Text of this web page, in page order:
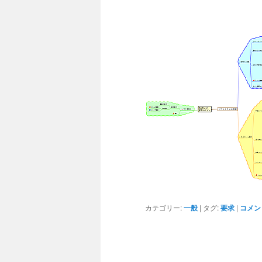
カテゴリー:一般 | タグ:要求 | コメ